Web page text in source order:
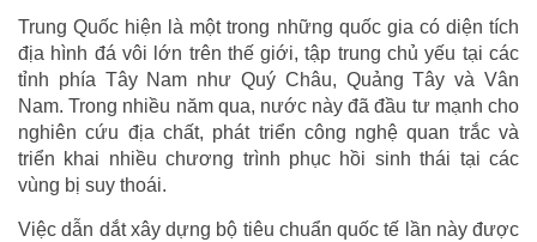
Trung Quốc hiện là một trong những quốc gia có diện tích
địa hình đá vôi lớn trên thế giới, tập trung chủ yếu tại các
tỉnh phía Tây Nam như Quý Châu, Quảng Tây và Vân
Nam. Trong nhiều năm qua, nước này đã đầu tư mạnh cho
nghiên cứu địa chất, phát triển công nghệ quan trắc và
triển khai nhiều chương trình phục hồi sinh thái tại các
vùng bị suy thoái.
Việc dẫn dắt xây dựng bộ tiêu chuẩn quốc tế lần này được